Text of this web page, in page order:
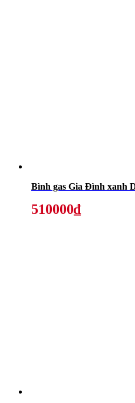
Bình gas Gia Đình xanh
510000₫